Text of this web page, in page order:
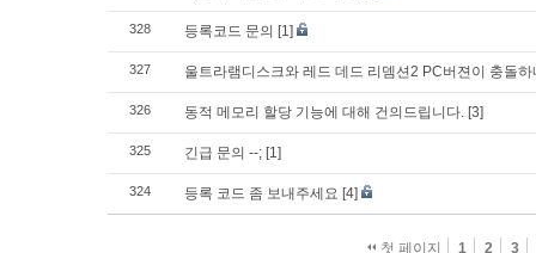
328 등록코드 문의 [1]
327 울트라램디스크와 레드 데드 리뎀션2 PC버젼이 충돌하
326 동적 메모리 할당 기능에 대해 건의드립니다. [3]
325 긴급 문의 --; [1]
324 등록 코드 좀 보내주세요 [4]
첫 페이지 1 2 3